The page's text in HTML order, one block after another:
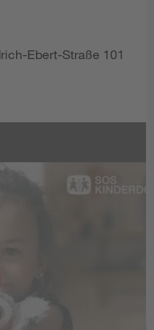
Ebert-Straße 101